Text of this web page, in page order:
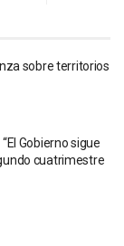
sobre territorios
Gobierno sigue
cuatrimestre